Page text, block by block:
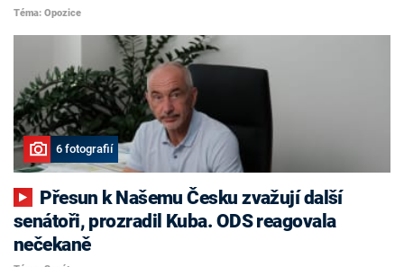
Téma: Opozice
6 fotografií
senátoři, prozradil Kuba. ODS reagovala
nečekaně